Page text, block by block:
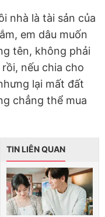
nhà là tài sản của
em dâu muốn
tên, không phải
nếu chia cho
lại mất đất
chẳng thể mua
TIN LIÊN QUAN